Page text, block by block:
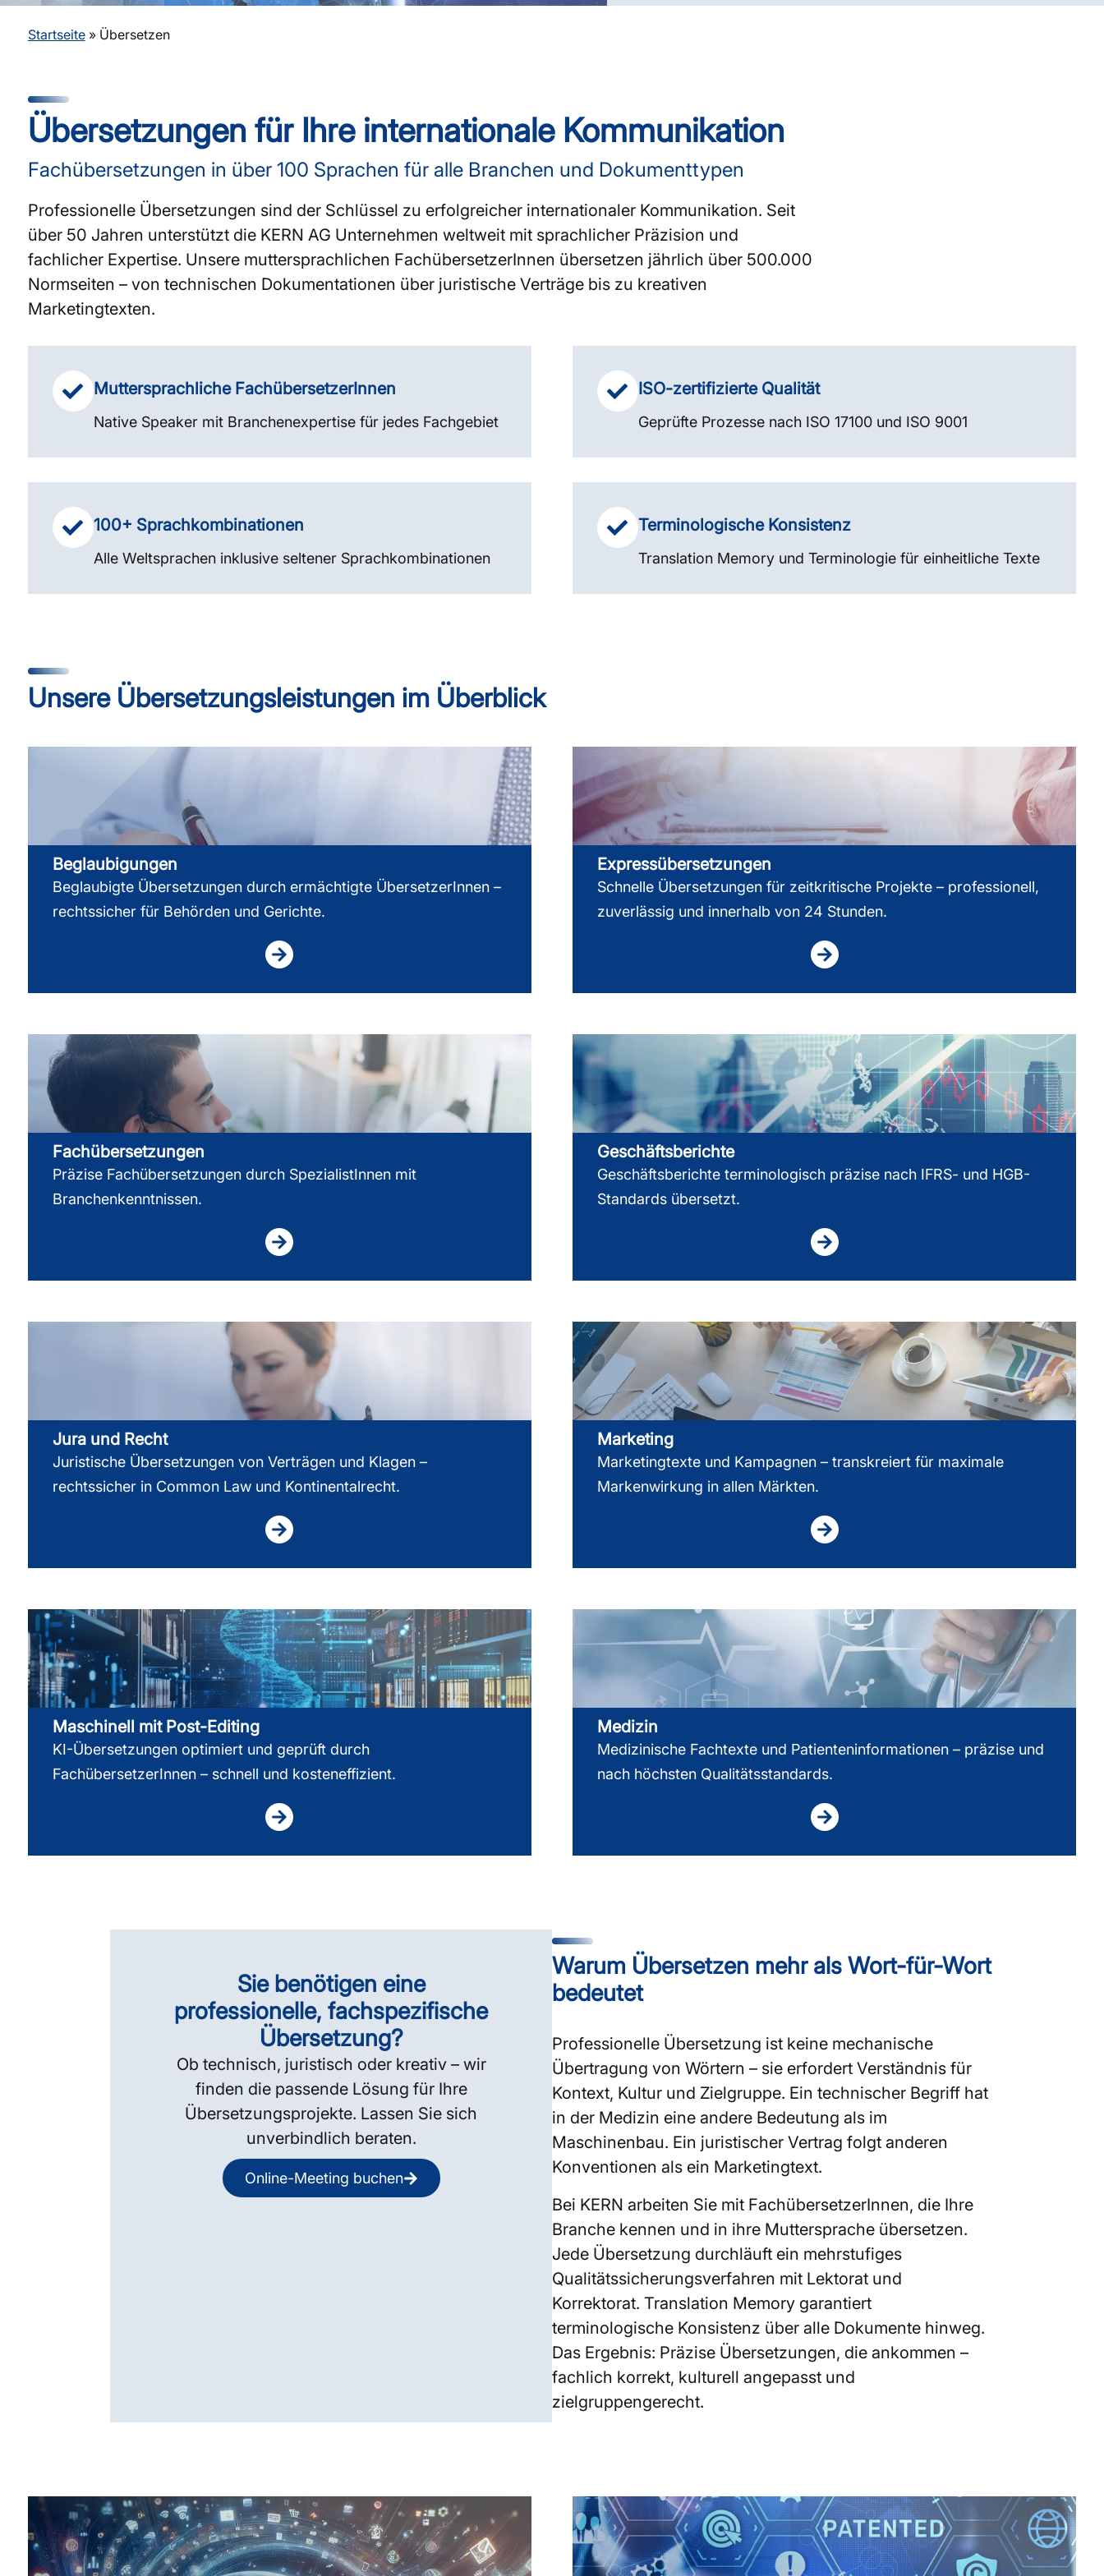
Startseite» Übersetzen
Übersetzungen für Ihre internationale Kommunikation
Fachübersetzungen in über 100 Sprachen für alle Branchen und Dokumenttypen
Professionelle Übersetzungen sind der Schlüssel zu erfolgreicher internationaler Kommunikation. Seit
über 50 Jahren unterstützt die KERN AG Unternehmen weltweit mit sprachlicher Präzision und
fachlicher Expertise. Unsere muttersprachlichen FachübersetzerInnen übersetzen jährlich über 500.000
Normseiten – von technischen Dokumentationen über juristische Verträge bis zu kreativen
Marketingtexten.
Muttersprachliche FachübersetzerInnen
Native Speaker mit Branchenexpertise für jedes Fachgebiet
ISO-zertifizierte Qualität
Geprüfte Prozesse nach ISO 17100 und ISO 9001
100+ Sprachkombinationen
Alle Weltsprachen inklusive seltener Sprachkombinationen
Terminologische Konsistenz
Translation Memory und Terminologie für einheitliche Texte
Unsere Übersetzungsleistungen im Überblick
Beglaubigungen
Beglaubigte Übersetzungen durch ermächtigte ÜbersetzerInnen –
rechtssicher für Behörden und Gerichte.
Expressübersetzungen
Schnelle Übersetzungen für zeitkritische Projekte – professionell,
zuverlässig und innerhalb von 24 Stunden.
Fachübersetzungen
Präzise Fachübersetzungen durch SpezialistInnen mit
Branchenkenntnissen.
Geschäftsberichte
Geschäftsberichte terminologisch präzise nach IFRS- und HGB-
Standards übersetzt.
Jura und Recht
Juristische Übersetzungen von Verträgen und Klagen –
rechtssicher in Common Law und Kontinentalrecht.
Marketing
Marketingtexte und Kampagnen – transkreiert für maximale
Markenwirkung in allen Märkten.
Maschinell mit Post-Editing
KI-Übersetzungen optimiert und geprüft durch
FachübersetzerInnen – schnell und kosteneffizient.
Medizin
Medizinische Fachtexte und Patienteninformationen – präzise und
nach höchsten Qualitätsstandards.
Sie benötigen eine
professionelle, fachspezifische
Übersetzung?
Ob technisch, juristisch oder kreativ – wir
finden die passende Lösung für Ihre
Übersetzungsprojekte. Lassen Sie sich
unverbindlich beraten.
Online-Meeting buchen
Warum Übersetzen mehr als Wort-für-Wort
bedeutet
Professionelle Übersetzung ist keine mechanische
Übertragung von Wörtern – sie erfordert Verständnis für
Kontext, Kultur und Zielgruppe. Ein technischer Begriff hat
in der Medizin eine andere Bedeutung als im
Maschinenbau. Ein juristischer Vertrag folgt anderen
Konventionen als ein Marketingtext.
Bei KERN arbeiten Sie mit FachübersetzerInnen, die Ihre
Branche kennen und in ihre Muttersprache übersetzen.
Jede Übersetzung durchläuft ein mehrstufiges
Qualitätssicherungsverfahren mit Lektorat und
Korrektorat. Translation Memory garantiert
terminologische Konsistenz über alle Dokumente hinweg.
Das Ergebnis: Präzise Übersetzungen, die ankommen –
fachlich korrekt, kulturell angepasst und
zielgruppengerecht.